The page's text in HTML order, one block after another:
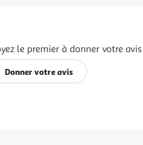
le premier à donner votre avis
Donner votre avis